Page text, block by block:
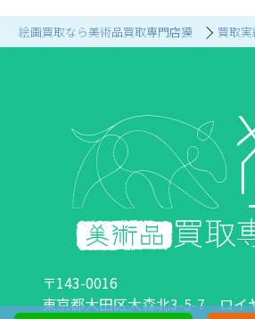
絵画買取なら美術品買取専門店獏 買取実
〒143-0016
東京都大田区大森北3-5-7 ロイ